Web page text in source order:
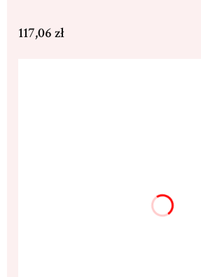
Cena
117,06 zł
32x43cm